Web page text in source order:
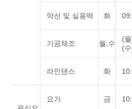
약선 및 실용떡 화
기공체조 월,수
(
(
라인댄스 화
요가 금